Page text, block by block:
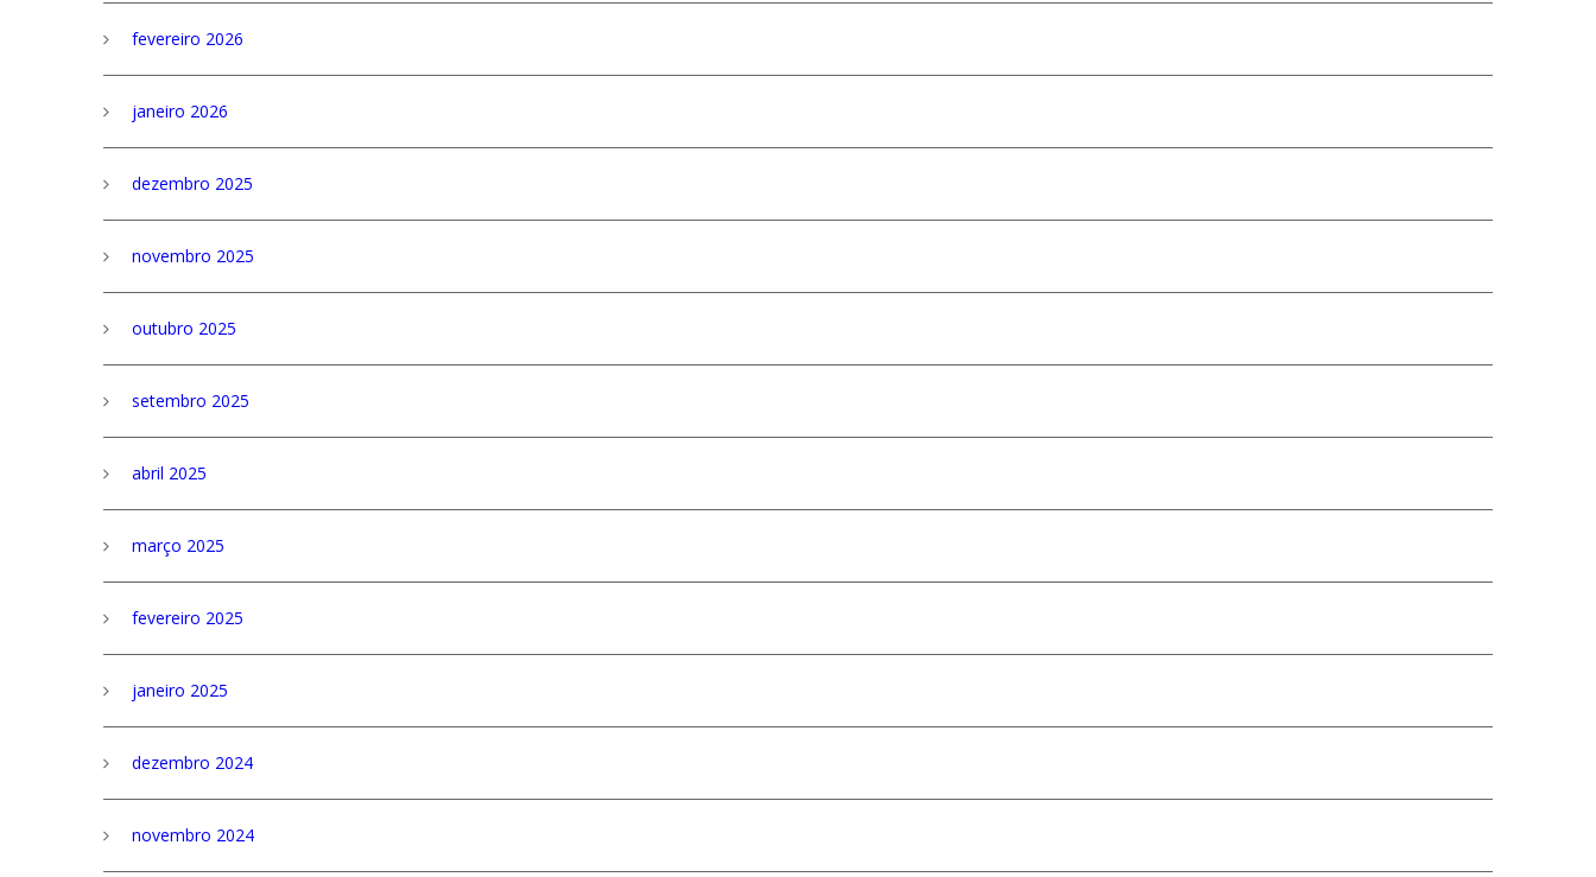
fevereiro 2026
janeiro 2026
dezembro 2025
novembro 2025
outubro 2025
setembro 2025
abril 2025
março 2025
fevereiro 2025
janeiro 2025
dezembro 2024
novembro 2024